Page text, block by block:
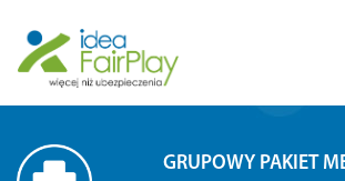
GRUPOWY PAKIET